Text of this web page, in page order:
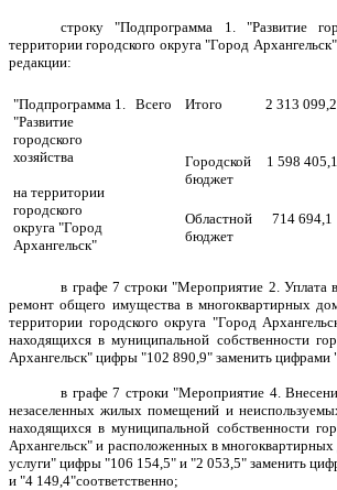
строку "Подпрограмма 1. "Развитие
территории городского округа "Город
редакции:
"Подпрограмма 1.
"Развитие
городского
хозяйства
на территории
городского
округа "Город
Архангельск"
Всего Итого 2 313 099,2
Городской
бюджет
1 598 405,1
Областной
бюджет
714 694,1
в графе 7 строки "Мероприятие 2. Уплата
ремонт общего имущества в многоквартирных
территории городского округа "Город
находящихся в муниципальной собственности
Архангельск" цифры "102 890,9" заменить цифрами
в графе 7 строки "Мероприятие 4.
незаселенных жилых помещений и
находящихся в муниципальной собственности
Архангельск" и расположенных в
услуги" цифры "106 154,5" и "2 053,5" заменить
и "4 149,4"соответственно;